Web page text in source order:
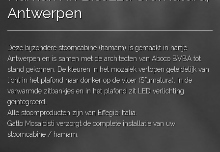
Antwerpen
Deze bijzondere stoomcabine (hamam) is gemaakt in hartje
Antwerpen en is samen met de architecten van Aboco BVBA tot
stand gekomen. De kleuren in het mozaiek verlopen geleidelijk van
licht in het plafond naar donker op de vloer (Sfumatura). In de
verwarmde zitbankjes en in het plafond zit LED verlichting
geïntegreerd.
Alle stoomproducten zijn van Effegibi Italia.
Gatto Mosaicisti verzorgt de complete installatie van uw
stoomcabine / hamam.